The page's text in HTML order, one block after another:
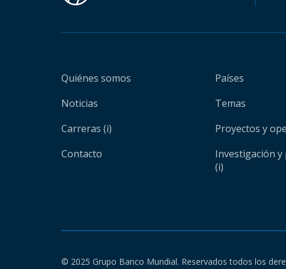
Quiénes somos
Noticias
Carreras (i)
Contacto
Países
Temas
Proyectos y
Investigación y
(i)
© 2025 Grupo Banco Mundial. Reservados todos los